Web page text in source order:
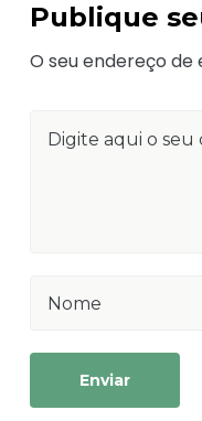
Publique
O seu endereço
Enviar